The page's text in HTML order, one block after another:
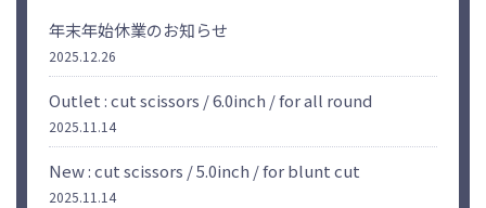
年末年始休業のお知らせ
2025.12.26
Outlet : cut scissors / 6.0inch / for all round
2025.11.14
New : cut scissors / 5.0inch / for blunt cut
2025.11.14